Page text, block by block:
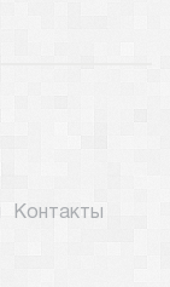
Контакты